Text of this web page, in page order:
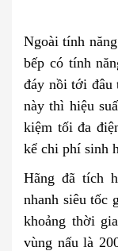
Ngoài tính
bếp có tính
đáy nồi tới đâu
này thì hiệu
kiệm tối đa
kể chi phí sinh
Hãng đã tích
nhanh siêu tốc
khoảng thời
vùng nấu là